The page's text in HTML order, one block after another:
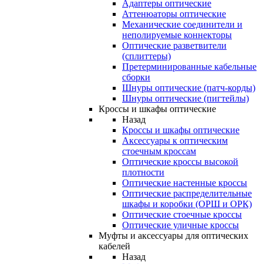
Адаптеры оптические
Аттенюаторы оптические
Механические соединители и
неполируемые коннекторы
Оптические разветвители
(сплиттеры)
Претерминированные кабельные
сборки
Шнуры оптические (патч-корды)
Шнуры оптические (пигтейлы)
Кроссы и шкафы оптические
Назад
Кроссы и шкафы оптические
Аксессуары к оптическим
стоечным кроссам
Оптические кроссы высокой
плотности
Оптические настенные кроссы
Оптические распределительные
шкафы и коробки (ОРШ и ОРК)
Оптические стоечные кроссы
Оптические уличные кроссы
Муфты и аксессуары для оптических
кабелей
Назад